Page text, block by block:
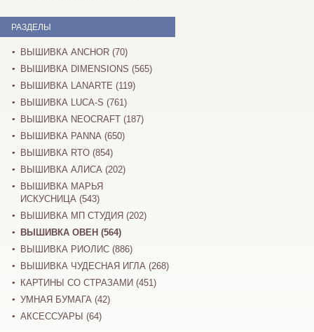
РАЗДЕЛЫ
ВЫШИВКА ANCHOR (70)
ВЫШИВКА DIMENSIONS (565)
ВЫШИВКА LANARTE (119)
ВЫШИВКА LUCA-S (761)
ВЫШИВКА NEOCRAFT (187)
ВЫШИВКА PANNA (650)
ВЫШИВКА RTO (854)
ВЫШИВКА АЛИСА (202)
ВЫШИВКА МАРЬЯ
ИСКУСНИЦА (543)
ВЫШИВКА МП СТУДИЯ (202)
ВЫШИВКА ОВЕН (564)
ВЫШИВКА РИОЛИС (886)
ВЫШИВКА ЧУДЕСНАЯ ИГЛА (268)
КАРТИНЫ СО СТРАЗАМИ (451)
УМНАЯ БУМАГА (42)
АКСЕССУАРЫ (64)